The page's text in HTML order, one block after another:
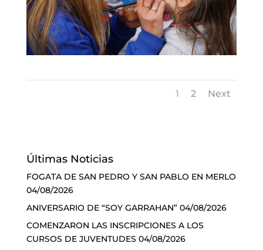
1 2 Next
Últimas Noticias
FOGATA DE SAN PEDRO Y SAN PABLO EN MERLO
04/08/2026
ANIVERSARIO DE “SOY GARRAHAN” 04/08/2026
COMENZARON LAS INSCRIPCIONES A LOS
CURSOS DE JUVENTUDES 04/08/2026